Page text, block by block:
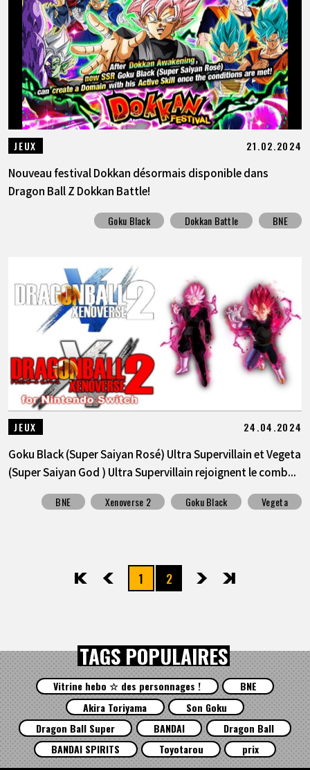
JEUX 21.02.2024
Nouveau festival Dokkan désormais disponible dans
Dragon Ball Z Dokkan Battle!
Goku Black Dokkan Battle BNE
JEUX 24.04.2024
Goku Black (Super Saiyan Rosé) Ultra Supervillain et Vegeta
(Super Saiyan God ) Ultra Supervillain rejoignent le comb...
BNE Xenoverse 2 Goku Black Vegeta
先頭 前へ1 2 次へ最後
TAGS POPULAIRES
Vitrine hebo ☆ des personnages !
BNE
Akira Toriyama
Son Goku
Dragon Ball Super
BANDAI
Dragon Ball
BANDAI SPIRITS
Toyotarou prix